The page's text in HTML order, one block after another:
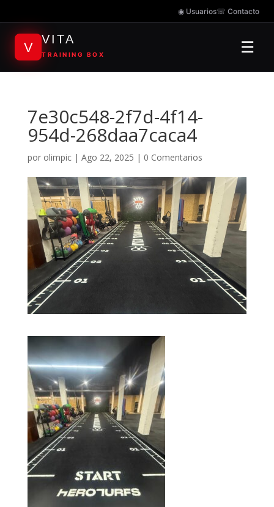
◉ Usuarios☏ Contacto
V
VITA
TRAINING BOX ☰
7e30c548-2f7d-4f14-
954d-268daa7caca4
por olimpic| Ago 22, 2025 | 0 Comentarios